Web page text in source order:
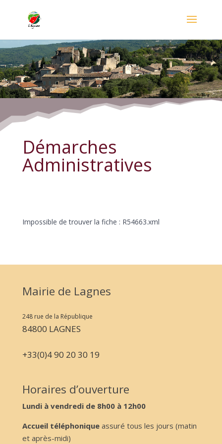
Démarches Administratives
Démarches
Administratives
Impossible de trouver la fiche : R54663.xml
Mairie de Lagnes
248 rue de la République
84800 LAGNES
+33(0)4 90 20 30 19
Horaires d’ouverture
Lundi à vendredi de 8h00 à 12h00
Accueil téléphoniqueassuré tous les jours (matin
et après-midi)